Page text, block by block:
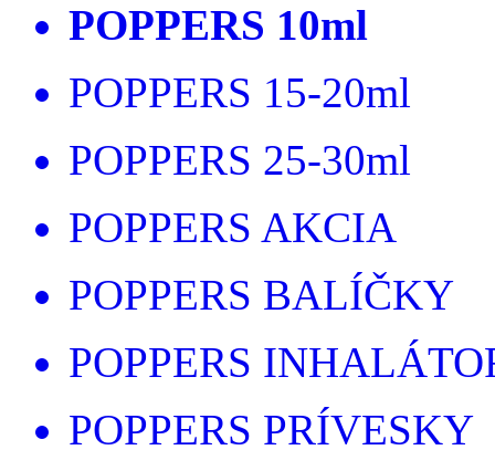
POPPERS 10ml
POPPERS 15-20ml
POPPERS 25-30ml
POPPERS AKCIA
POPPERS BALÍČKY
POPPERS
POPPERS PRÍVESKY